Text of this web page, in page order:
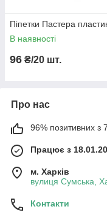
Піпетки Пастера
В наявності
96 ₴/20 шт.
Про нас
96% позитивних з
Працює з
м. Харків
вулиця Сумська,
Контакти